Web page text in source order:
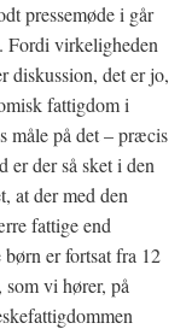
pressemøde i går
Fordi virkeligheden
diskussion, det er jo,
fattigdom i
måle på det – præcis
er der så sket i den
at der med den
fattige end
er fortsat fra 12
vi hører, på